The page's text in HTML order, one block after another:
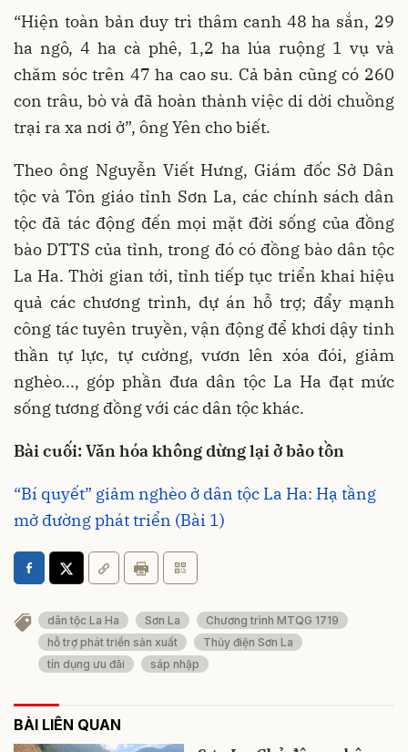
“Hiện toàn bản duy trì thâm canh 48 ha sắn, 29
ha ngô, 4 ha cà phê, 1,2 ha lúa ruộng 1 vụ và
chăm sóc trên 47 ha cao su. Cả bản cũng có 260
con trâu, bò và đã hoàn thành việc di dời chuồng
trại ra xa nơi ở”, ông Yên cho biết.
Theo ông Nguyễn Viết Hưng, Giám đốc Sở Dân
tộc và Tôn giáo tỉnh Sơn La, các chính sách dân
tộc đã tác động đến mọi mặt đời sống của đồng
bào DTTS của tỉnh, trong đó có đồng bào dân tộc
La Ha. Thời gian tới, tỉnh tiếp tục triển khai hiệu
quả các chương trình, dự án hỗ trợ; đẩy mạnh
công tác tuyên truyền, vận động để khơi dậy tinh
thần tự lực, tự cường, vươn lên xóa đói, giảm
nghèo..., góp phần đưa dân tộc La Ha đạt mức
sống tương đồng với các dân tộc khác.
Bài cuối: Văn hóa không dừng lại ở bảo tồn
“Bí quyết” giảm nghèo ở dân tộc La Ha: Hạ tầng
mở đường phát triển (Bài 1)
dân tộc La Ha Sơn La
Chương trình MTQG 1719
hỗ trợ phát triển sản xuất
Thủy điện Sơn La
tín dụng ưu đãi
sáp nhập
BÀI LIÊN QUAN